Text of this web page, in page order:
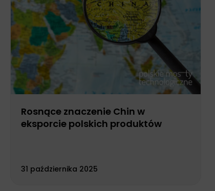
Rosnące znaczenie Chin w
eksporcie polskich produktów
31 października 2025